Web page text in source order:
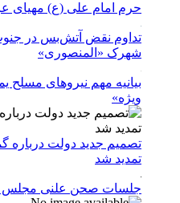
حرم امام علی (ع) مهیای
تداوم نقض آتش‌بس در جنوب
شهرک «المنصوری»
بیانیه مهم نیروهای مسلح
ویژه»
تصمیم جدید دولت
تمدید شد
جلسات صحن علنی مجلس